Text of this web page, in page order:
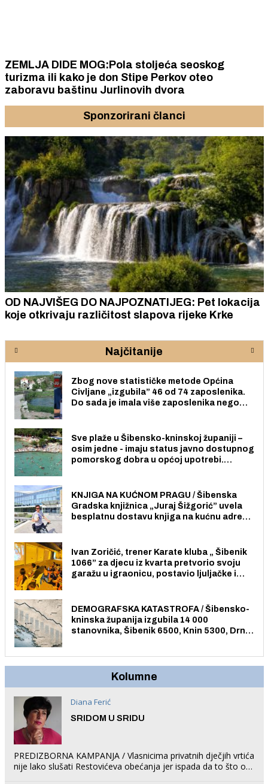
ZEMLJA DIDE MOG:Pola stoljeća seoskog
turizma ili kako je don Stipe Perkov oteo
zaboravu baštinu Jurlinovih dvora
Sponzorirani članci
OD NAJVIŠEG DO NAJPOZNATIJEG: Pet lokacija
koje otkrivaju različitost slapova rijeke Krke
Najčitanije
Zbog nove statističke metode Općina
Civljane „izgubila” 46 od 74 zaposlenika.
Do sada je imala više zaposlenika nego
Sve plaže u Šibensko-kninskoj županiji –
osim jedne - imaju status javno dostupnog
pomorskog dobra u općoj upotrebi.
KNJIGA NA KUĆNOM PRAGU / Šibenska
Gradska knjižnica „Juraj Šižgorić” uvela
besplatnu dostavu knjiga na kućnu adresu
Ivan Zoričić, trener Karate kluba „ Šibenik
1066” za djecu iz kvarta pretvorio svoju
garažu u igraonicu, postavio ljuljačke i
DEMOGRAFSKA KATASTROFA / Šibensko-
kninska županija izgubila 14 000
stanovnika, Šibenik 6500, Knin 5300, Drniš
Kolumne
Diana Ferić
SRIDOM U SRIDU
PREDIZBORNA KAMPANJA / Vlasnicima privatnih dječjih vrtića
nije lako slušati Restovićeva obećanja jer ispada da to što oni